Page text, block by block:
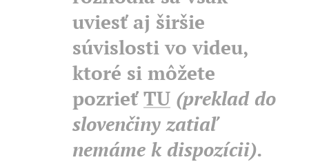
uviesť aj širšie
súvislosti vo videu,
ktoré si môžete
pozrieťTU (preklad do
slovenčiny zatiaľ
nemáme k dispozícii).